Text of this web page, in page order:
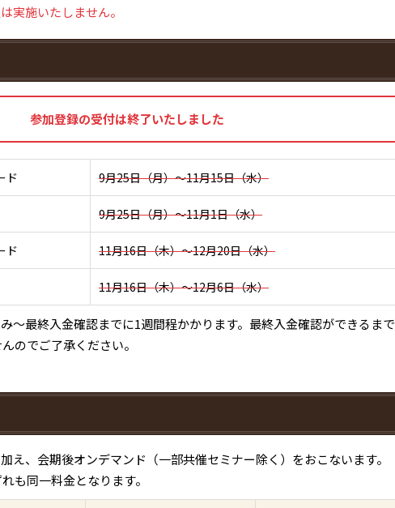
実施いたしません。
参加登録の受付は終了いたしました
ド 9月25日（月）～11月15日（水）
9月25日（月）～11月1日（水）
ド 11月16日（木）～12月20日（水）
11月16日（木）～12月6日（水）
～最終入金確認までに1週間程かかります。最終入金確認ができるまで
のでご了承ください。
え、会期後オンデマンド（一部共催セミナー除く）をおこないます。
も同一料金となります。